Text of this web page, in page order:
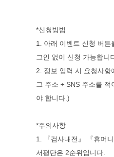
*신청방법
1. 아래 이벤트 신청 버튼
그인 없이 신청 가능합니
2. 정보 입력 시 요청사항
그 주소 + SNS 주소를
야 합니다.)
*주의사항
1. 『검사내전』 『휴머
서평단은 2순위입니다.